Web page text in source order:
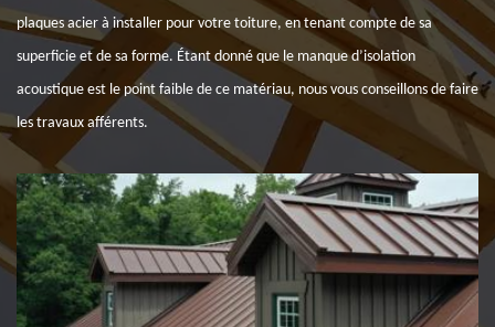
plaques acier à installer pour votre toiture, en tenant compte de sa
superficie et de sa forme. Étant donné que le manque d’isolation
acoustique est le point faible de ce matériau, nous vous conseillons de faire
les travaux afférents.